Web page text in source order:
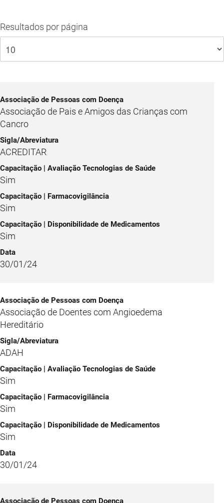
Resultados por página
Associação de Pais e Amigos das Crianças com
Cancro
ACREDITAR
Sim
Sim
Sim
30/01/24
Associação de Doentes com Angioedema
Hereditário
ADAH
Sim
Sim
Sim
30/01/24